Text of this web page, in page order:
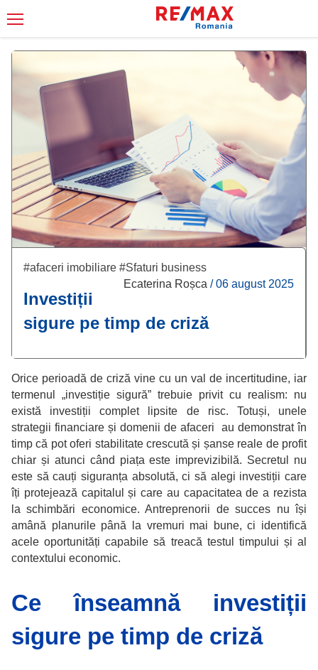
#afaceri imobiliare #Sfaturi business
Ecaterina Roșca /06 august 2025
Investiții
sigure pe timp de criză
Orice perioadă de criză vine cu un val de incertitudine, iar
termenul „investiție sigură” trebuie privit cu realism: nu
există investiții complet lipsite de risc. Totuși, unele
strategii financiare și domenii de afaceri au demonstrat în
timp că pot oferi stabilitate crescută și șanse reale de profit
chiar și atunci când piața este imprevizibilă. Secretul nu
este să cauți siguranța absolută, ci să alegi investiții care
îți protejează capitalul și care au capacitatea de a rezista
la schimbări economice. Antreprenorii de succes nu își
amână planurile până la vremuri mai bune, ci identifică
acele oportunități capabile să treacă testul timpului și al
contextului economic.
Ce înseamnă investiții
sigure pe timp de criză